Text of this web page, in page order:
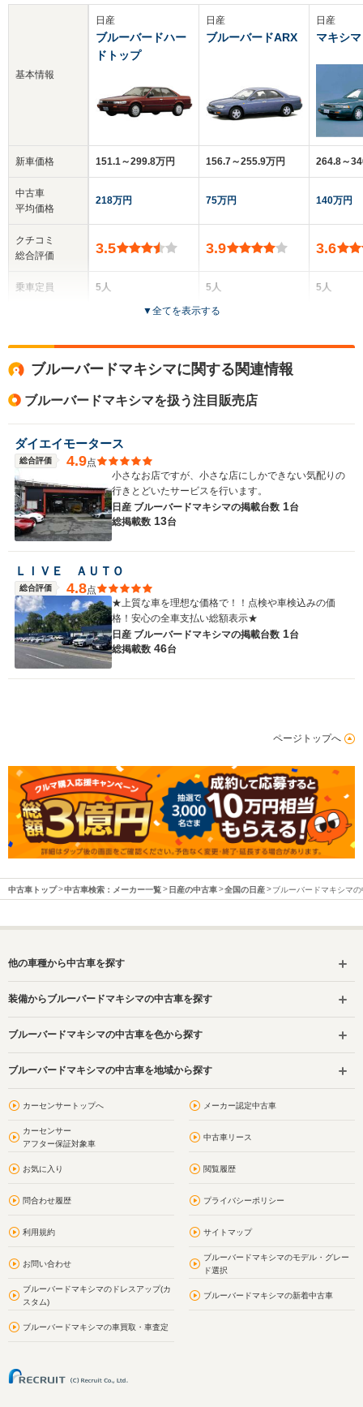
基本情報
新車価格
中古車
平均価格
クチコミ
総合評価
乗車定員
サイズ
(全長x全幅x全高)
WLTCモード
燃費
日産
ブルーバードハー
ドトップ
151.1～299.8万円
218万円
3.5
5人
全高
1.35m～1.38m
全長
4.52m
ホイールベース
-
日産
ブルーバードARX
156.7～255.9万円
75万円
3.9
5人
4ドア
全高
1.37m～1.39m
日産
マキシマ
264.8～
140万円
3.6
5人
FF
▼全てを表示する
ブルーバードマキシマに関する関連情報
ブルーバードマキシマを扱う注目販売店
ダイエイモータース
総合評価 4.9点
小さなお店ですが、小さな店にしかできない気配りの
行きとどいたサービスを行います。
日産 ブルーバードマキシマの掲載台数 1台
総掲載数 13台
ＬＩＶＥ ＡＵＴＯ
総合評価 4.8点
★上質な車を理想な価格で！！点検や車検込みの価
格！安心の全車支払い総額表示★
日産 ブルーバードマキシマの掲載台数 1台
総掲載数 46台
ページトップへ
中古車トップ 中古車検索：メーカー一覧 日産の中古車 全国の日産 ブルーバードマキシマ
他の車種から中古車を探す
装備からブルーバードマキシマの中古車を探す
ブルーバードマキシマの中古車を色から探す
ブルーバードマキシマの中古車を地域から探す
カーセンサートップへ メーカー認定中古車
カーセンサー
アフター保証対象車
中古車リース
お気に入り 閲覧履歴
問合わせ履歴 プライバシーポリシー
利用規約 サイトマップ
お問い合わせ
ブルーバードマキシマのモデル・グレー
ド選択
ブルーバードマキシマのドレスアップ(カ
スタム)
ブルーバードマキシマの新着中古車
ブルーバードマキシマの車買取・車査定